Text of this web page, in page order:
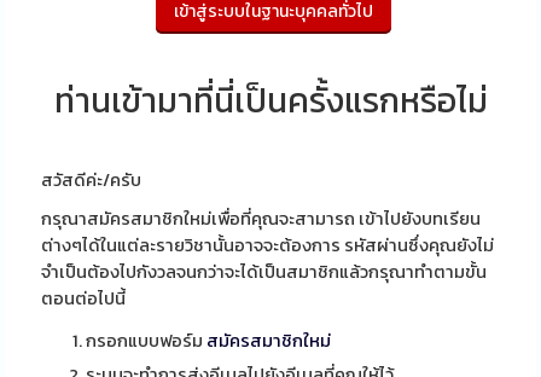
ท่านเข้ามาที่นี่เป็นครั้งแรกหรือไม่
สวัสดีค่ะ/ครับ
กรุณาสมัครสมาชิกใหม่เพื่อที่คุณจะสามารถ เข้าไปยังบทเรียน
ต่างๆได้ในแต่ละรายวิชานั้นอาจจะต้องการ รหัสผ่านซึ่งคุณยังไม่
จำเป็นต้องไปกังวลจนกว่าจะได้เป็นสมาชิกแล้วกรุณาทำตามขั้น
ตอนต่อไปนี้
กรอกแบบฟอร์ม สมัครสมาชิกใหม่